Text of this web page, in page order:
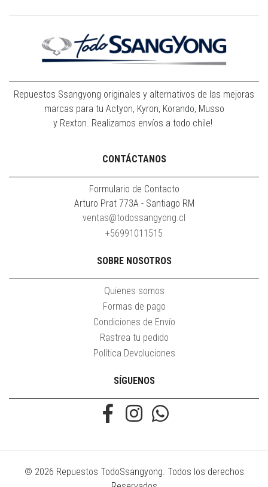
Repuestos Ssangyong originales y alternativos de las mejoras
marcas para tu Actyon, Kyron, Korando, Musso
y Rexton. Realizamos envíos a todo chile!
CONTÁCTANOS
Formulario de Contacto
Arturo Prat 773A - Santiago RM
ventas@todossangyong.cl
+56991011515
SOBRE NOSOTROS
Quienes somos
Formas de pago
Condiciones de Envío
Rastrea tu pedido
Política Devoluciones
SÍGUENOS
© 2026 Repuestos TodoSsangyong. Todos los derechos